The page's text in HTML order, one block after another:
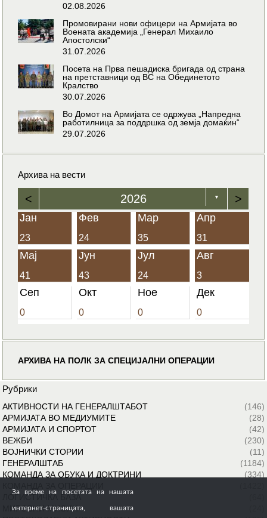
02.08.2026
Промовирани нови офицери на Армијата во
Воената академија „Генерал Михаило
Апостолски“
31.07.2026
Посета на Прва пешадиска бригада од страна
на претставници од ВС на Обединетото
Кралство
30.07.2026
Во Домот на Армијата се одржува „Напредна
работилница за поддршка од земја домаќин“
29.07.2026
Архива на вести
< 2026 ▼ >
Јан
23
Фев
24
Мар
35
Апр
31
Мај
41
Јун
43
Јул
24
Авг
3
Сеп
0
Окт
0
Ное
0
Дек
0
АРХИВА НА ПОЛК ЗА СПЕЦИЈАЛНИ ОПЕРАЦИИ
Рубрики
АКТИВНОСТИ НА ГЕНЕРАЛШТАБОТ
(146)
АРМИЈАТА ВО МЕДИУМИТЕ
(28)
АРМИЈАТА И СПОРТОТ
(42)
ВЕЖБИ
(230)
ВОЈНИЧКИ СТОРИИ
(11)
ГЕНЕРАЛШТАБ
(1184)
КОМАНДА ЗА ОБУКА И ДОКТРИНИ
(334)
ЛОГИСТИЧКА БАЗА
МИРОВНИ МИСИИ
За време на посетата на нашата
интернет-страницата, вашата